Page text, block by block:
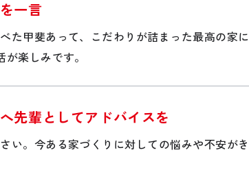
一言
た甲斐あって、こだわりが詰まった最高の家
楽しみです。
先輩としてアドバイスを
い。今ある家づくりに対しての悩みや不安が